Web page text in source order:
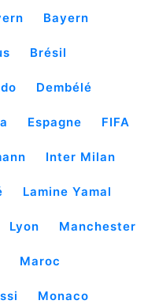
Bayern
Brésil
Dembélé
Espagne FIFA
Inter Milan
Lamine Yamal
Lyon Manchester
Maroc
Monaco